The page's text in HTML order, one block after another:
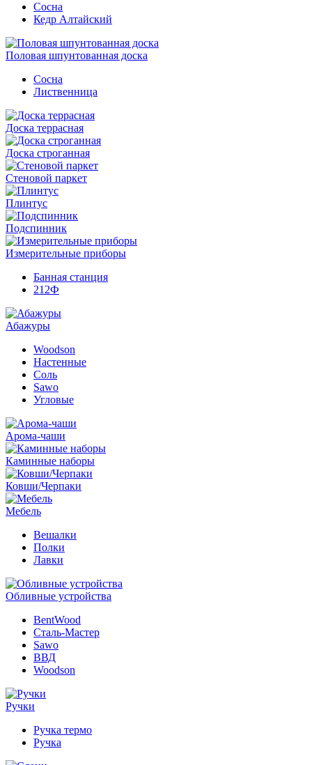
Сосна
Кедр Алтайский
Половая шпунтованная доска
Сосна
Лиственница
Доска террасная
Доска строганная
Стеновой паркет
Плинтус
Подспинник
Измерительные приборы
Банная станция
212Ф
Абажуры
Woodson
Настенные
Соль
Sawo
Угловые
Арома-чаши
Каминные наборы
Ковши/Черпаки
Мебель
Вешалки
Полки
Лавки
Обливные устройства
BentWood
Сталь-Мастер
Sawo
ВВД
Woodson
Ручки
Ручка термо
Ручка